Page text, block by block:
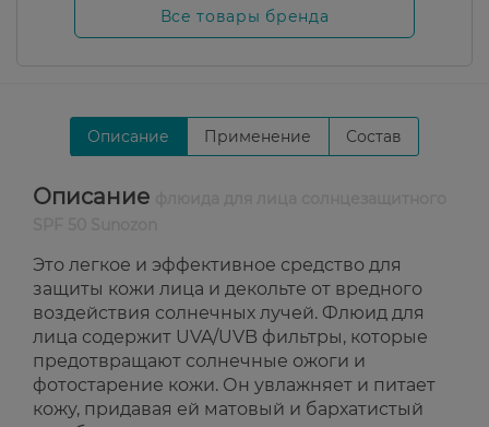
Все товары бренда
Описание Применение Состав
Описание
Это легкое и эффективное средство для
защиты кожи лица и декольте от вредного
воздействия солнечных лучей. Флюид для
лица содержит UVA/UVB фильтры, которые
предотвращают солнечные ожоги и
фотостарение кожи. Он увлажняет и питает
кожу, придавая ей матовый и бархатистый